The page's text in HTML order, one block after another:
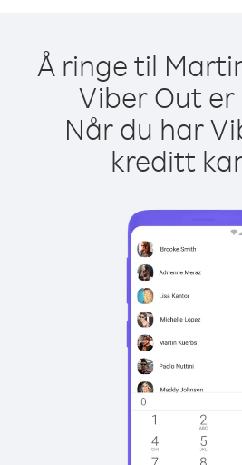
Å ringe til
Viber Out er
Når du har
kreditt